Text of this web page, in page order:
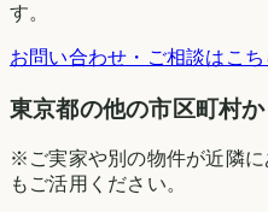
す。
お問い合わせ・ご相談はこち
東京都の他の市区町村
※ご実家や別の物件が近隣
もご活用ください。